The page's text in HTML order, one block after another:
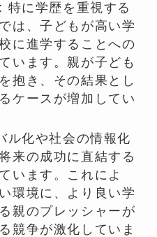
: 特に学歴を重視する
は、子どもが高い学
に進学することへの
います。親が子ども
抱き、その結果とし
ケースが増加してい
ル化や社会の情報化
来の成功に直結する
います。これによ
環境に、より良い学
親のプレッシャーが
競争が激化していま